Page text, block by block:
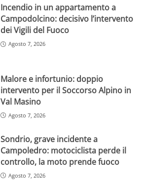
Incendio in un appartamento a
Campodolcino: decisivo l’intervento
dei Vigili del Fuoco
Agosto 7, 2026
Malore e infortunio: doppio
intervento per il Soccorso Alpino in
Val Masino
Agosto 7, 2026
Sondrio, grave incidente a
Campoledro: motociclista perde il
controllo, la moto prende fuoco
Agosto 7, 2026